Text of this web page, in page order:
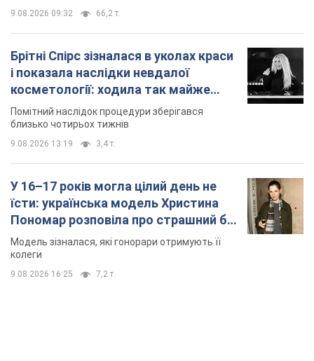
9.08.2026 09:32 66,2 т.
Брітні Спірс зізналася в уколах краси
і показала наслідки невдалої
косметології: ходила так майже
місяць
Помітний наслідок процедури зберігався
близько чотирьох тижнів
9.08.2026 13:19 3,4 т.
У 16–17 років могла цілий день не
їсти: українська модель Христина
Пономар розповіла про страшний бік
модельної кар’єри
Модель зізналася, які гонорари отримують її
колеги
9.08.2026 16:25 7,2 т.